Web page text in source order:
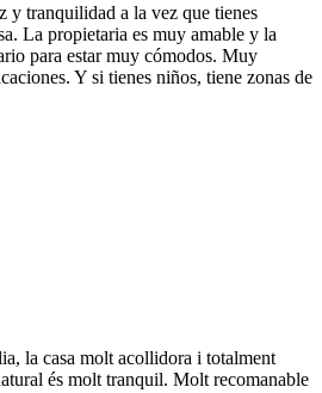
y tranquilidad a la vez que tienes
La propietaria es muy amable y la
para estar muy cómodos. Muy
Y si tienes niños, tiene zonas de
la casa molt acollidora i totalment
és molt tranquil. Molt recomanable